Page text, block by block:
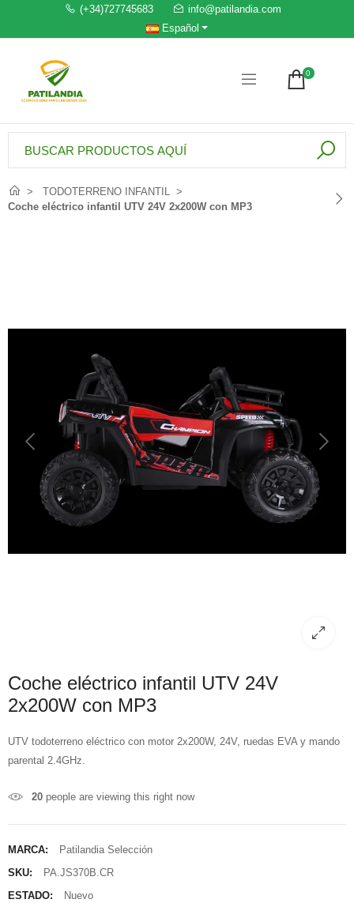
(+34)727745683
info@patilandia.com
Español
0
TODOTERRENO INFANTIL
Coche eléctrico infantil UTV 24V 2x200W con MP3
Coche eléctrico infantil UTV 24V
2x200W con MP3
UTV todoterreno eléctrico con motor 2x200W, 24V, ruedas EVA y mando
parental 2.4GHz.
20 people are viewing this right now
MARCA:
Patilandia Selección
SKU:
PA.JS370B.CR
ESTADO:
Nuevo